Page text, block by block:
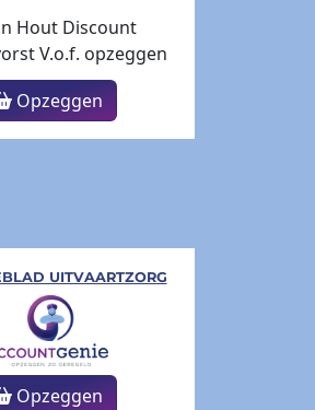
Opzeggen
UITVAARTZORG
Opzeggen